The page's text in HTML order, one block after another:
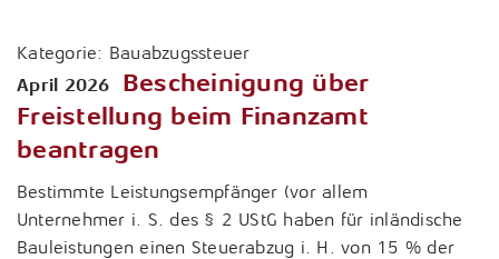
Kategorie: Bauabzugssteuer
April 2026
Bescheinigung über
Freistellung beim Finanzamt
beantragen
Bestimmte Leistungsempfänger (vor allem
Unternehmer i. S. des § 2 UStG haben für inländische
Bauleistungen einen Steuerabzug i. H. von 15 % der